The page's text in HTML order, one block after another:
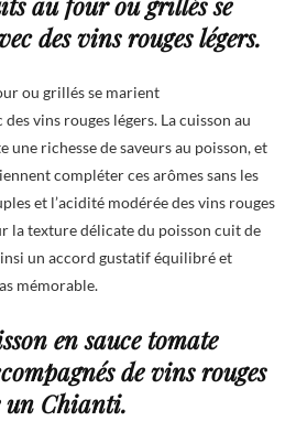
des vins rouges légers.
ou grillés se marient
vins rouges légers. La cuisson au
richesse de saveurs au poisson, et
compléter ces arômes sans les
et l’acidité modérée des vins rouges
la texture délicate du poisson cuit de
un accord gustatif équilibré et
mémorable.
en sauce tomate
de vins rouges
un Chianti.